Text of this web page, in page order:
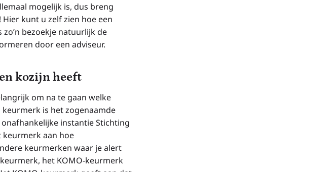
mogelijk is, dus breng
! Hier kunt u zelf zien hoe een
bezoekje natuurlijk de
door een adviseur.
kozijn heeft
om na te gaan welke
is het zogenaamde
instantie Stichting
keurmerk aan hoe
keurmerken waar je alert
het KOMO-keurmerk